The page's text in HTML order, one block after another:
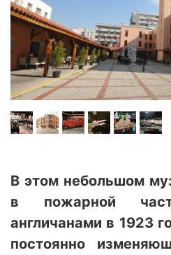
В этом небольшом
в пожарной
англичанами в 1923
постоянно